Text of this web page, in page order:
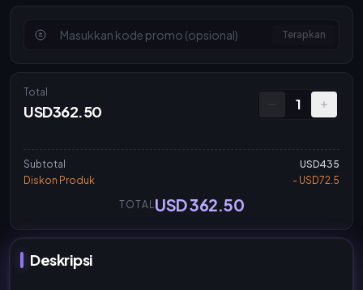
Terapkan
Total
USD362.50 1
Subtotal
USD435
Diskon Produk
- USD72.5
TOTAL USD 362.50
Deskripsi